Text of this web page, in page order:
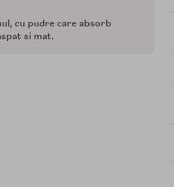
cu pudre care absorb
si mat.